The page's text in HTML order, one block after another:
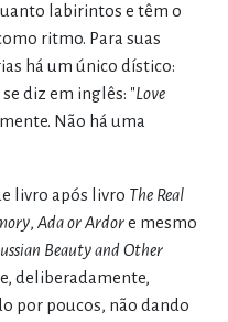
labirintos e têm o
ritmo. Para suas
há um único dístico:
diz em inglês: "Love
Não há uma
livro após livro The Real
, Ada or Ardore mesmo
Beauty and Other
deliberadamente,
por poucos, não dando